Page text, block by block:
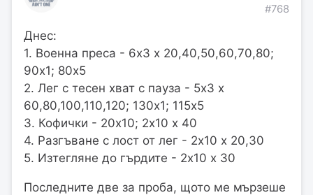
#768
Днес:
1. Военна преса - 6х3 х 20,40,50,60,70,80;
90х1; 80х5
2. Лег с тесен хват с пауза - 5х3 х
60,80,100,110,120; 130х1; 115х5
3. Кофички - 20х10; 2х10 х 40
4. Разгъване с лост от лег - 2х10 х 20,30
5. Изтегляне до гърдите - 2х10 х 30
Последните две за проба, щото ме мързеше